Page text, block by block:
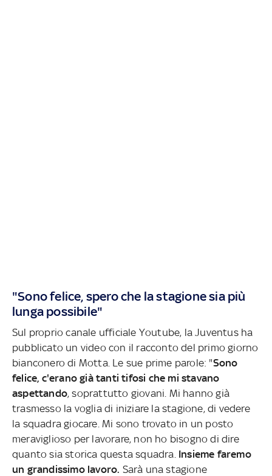
"Sono felice, spero che la stagione sia più
lunga possibile"
Sul proprio canale ufficiale Youtube, la Juventus ha
pubblicato un video con il racconto del primo giorno
bianconero di Motta. Le sue prime parole: "Sono
felice, c'erano già tanti tifosi che mi stavano
aspettando, soprattutto giovani. Mi hanno già
trasmesso la voglia di iniziare la stagione, di vedere
la squadra giocare. Mi sono trovato in un posto
meraviglioso per lavorare, non ho bisogno di dire
quanto sia storica questa squadra. Insieme faremo
un grandissimo lavoro. Sarà una stagione